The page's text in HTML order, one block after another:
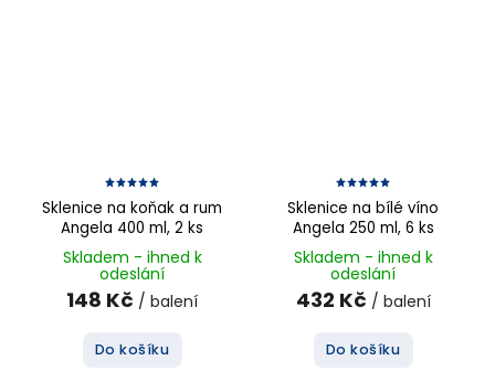
Sklenice na koňak a rum
Angela 400 ml, 2 ks
Skladem - ihned k
odeslání
148 Kč / balení
Do košíku
Sklenice na bílé víno
Angela 250 ml, 6 ks
Skladem - ihned k
odeslání
432 Kč / balení
Do košíku